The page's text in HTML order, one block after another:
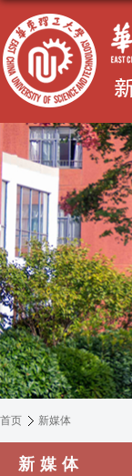
首页 新媒体
新媒体